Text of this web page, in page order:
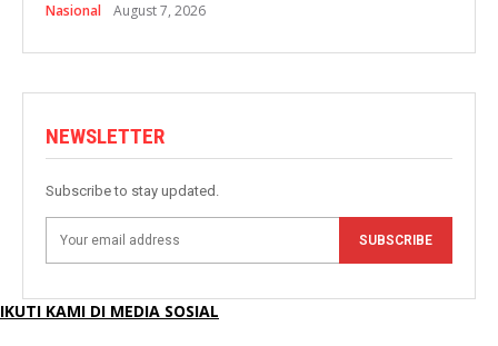
Nasional August 7, 2026
NEWSLETTER
Subscribe to stay updated.
SUBSCRIBE
IKUTI KAMI DI MEDIA SOSIAL